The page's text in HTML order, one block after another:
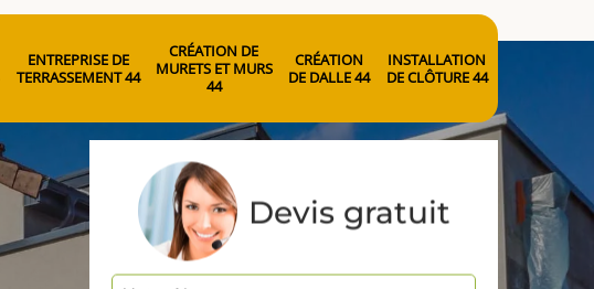
ENTREPRISE DE
TERRASSEMENT 44
CRÉATION DE
MURETS ET MURS
44
CRÉATION
DE DALLE 44
INSTALLATION
DE CLÔTURE 44
Devis gratuit